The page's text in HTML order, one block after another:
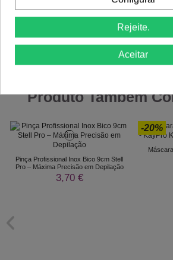
Comprar
Produto Também
Pinça Profissional Inox Bico 9cm Stell
Pro – Máxima Precisão em Depilação
3,70 €
-20%
Rejeite.
Aceitar